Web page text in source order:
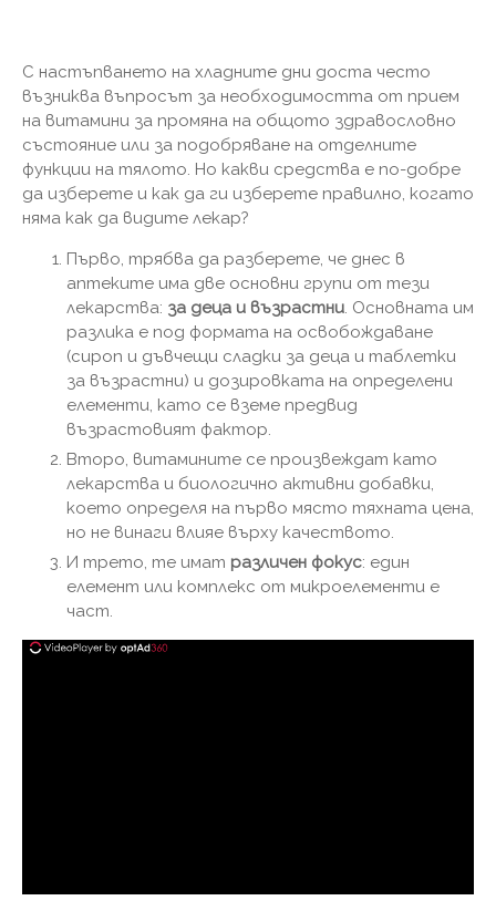
С настъпването на хладните дни доста често
възниква въпросът за необходимостта от прием
на витамини за промяна на общото здравословно
състояние или за подобряване на отделните
функции на тялото. Но какви средства е по-добре
да изберете и как да ги изберете правилно, когато
няма как да видите лекар?
Първо, трябва да разберете, че днес в
аптеките има две основни групи от тези
лекарства: за деца и възрастни. Основната им
разлика е под формата на освобождаване
(сироп и дъвчещи сладки за деца и таблетки
за възрастни) и дозировката на определени
елементи, като се вземе предвид
възрастовият фактор.
Второ, витамините се произвеждат като
лекарства и биологично активни добавки,
което определя на първо място тяхната цена,
но не винаги влияе върху качеството.
И трето, те имат различен фокус: един
елемент или комплекс от микроелементи е
част.